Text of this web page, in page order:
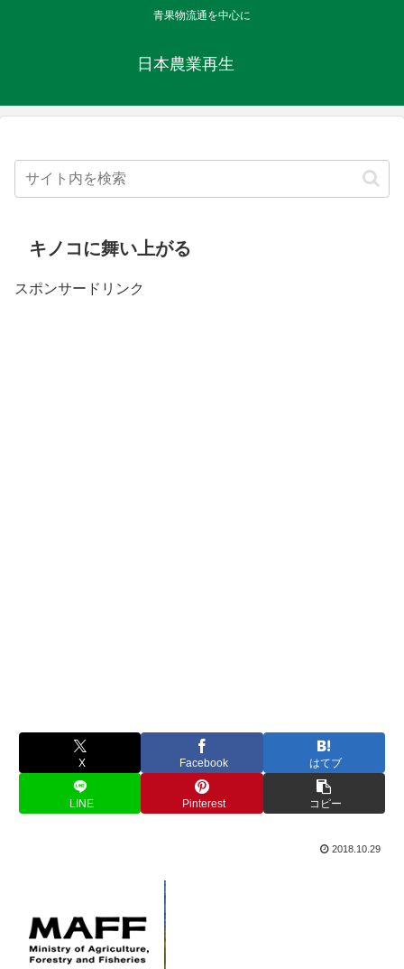
青果物流通を中心に
日本農業再生
キノコに舞い上がる
スポンサードリンク
X Facebook はてブ
LINE Pinterest コピー
2018.10.29